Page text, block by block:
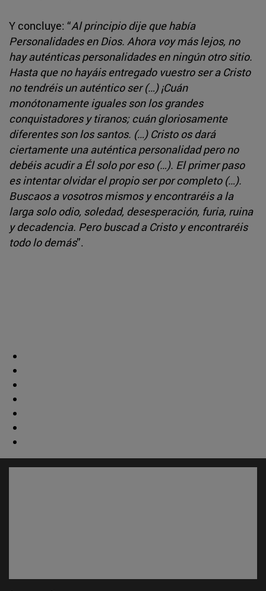
Y concluye: “Al principio dije que había
Personalidades en Dios. Ahora voy más lejos, no
hay auténticas personalidades en ningún otro sitio.
Hasta que no hayáis entregado vuestro ser a Cristo
no tendréis un auténtico ser (…) ¡Cuán
monótonamente iguales son los grandes
conquistadores y tiranos; cuán gloriosamente
diferentes son los santos. (…) Cristo os dará
ciertamente una auténtica personalidad pero no
debéis acudir a Él solo por eso (…). El primer paso
es intentar olvidar el propio ser por completo (…).
Buscaos a vosotros mismos y encontraréis a la
larga solo odio, soledad, desesperación, furia, ruina
y decadencia. Pero buscad a Cristo y encontraréis
todo lo demás”.